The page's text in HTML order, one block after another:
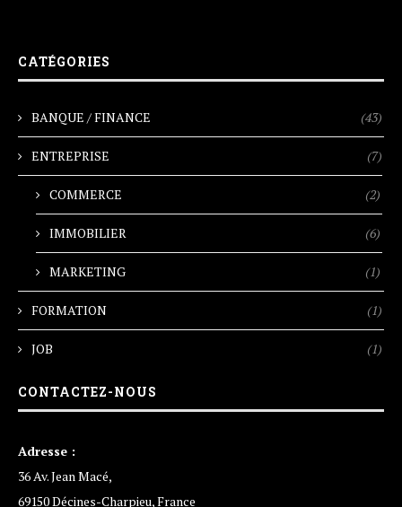
CATÉGORIES
BANQUE / FINANCE (43)
ENTREPRISE (7)
COMMERCE (2)
IMMOBILIER (6)
MARKETING (1)
FORMATION (1)
JOB (1)
CONTACTEZ-NOUS
Adresse :
36 Av. Jean Macé,
69150 Décines-Charpieu, France